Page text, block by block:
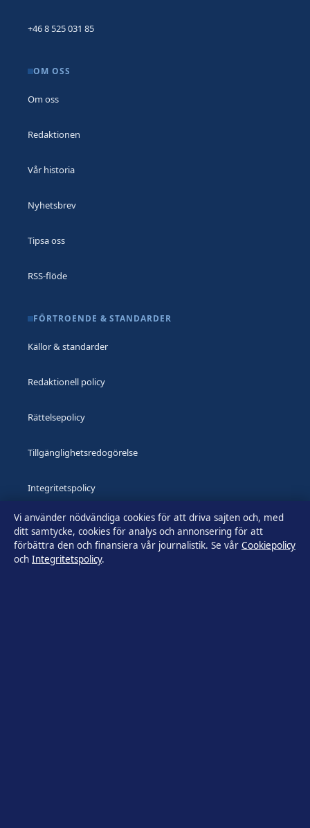
+46 8 525 031 85
OM OSS
Om oss
Redaktionen
Vår historia
Nyhetsbrev
Tipsa oss
RSS-flöde
FÖRTROENDE & STANDARDER
Källor & standarder
Redaktionell policy
Rättelsepolicy
Tillgänglighetsredogörelse
Integritetspolicy
Kändisar & integritet
Vi använder nödvändiga cookies för att driva sajten och, med
ditt samtycke, cookies för analys och annonsering för att
förbättra den och finansiera vår journalistik. Se vår Cookiepolicy
och Integritetspolicy.